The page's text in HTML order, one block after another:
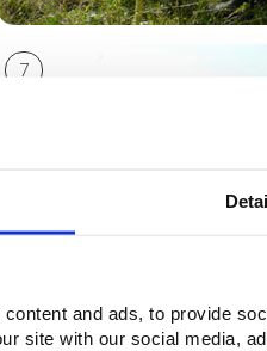
and ads, to provide
site with our social media,
7